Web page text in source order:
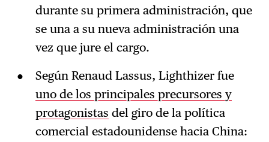
durante su primera administración, que
se una a su nueva administración una
vez que jure el cargo.
Según Renaud Lassus, Lighthizer fue
uno de los principales precursores y
protagonistas del giro de la política
comercial estadounidense hacia China: